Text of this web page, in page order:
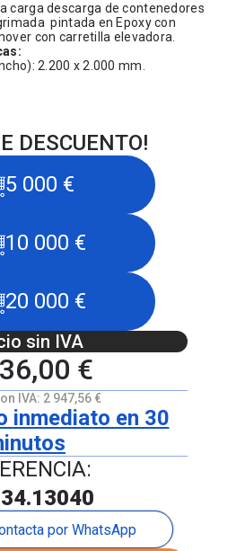
carga descarga de contenedores
pintada en Epoxy con
con carretilla elevadora.
2.200 x 2.000 mm.
DESCUENTO!
5 000 €
10 000 €
20 000 €
sin IVA
€
IVA: 2 947,56 €
inmediato en 30
por WhatsApp